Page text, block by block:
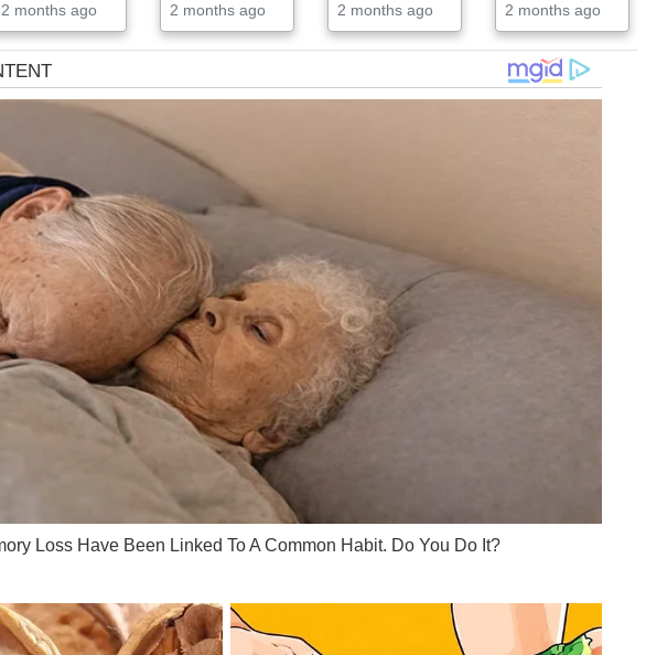
2 months ago 2 months ago 2 months ago 2 months ago